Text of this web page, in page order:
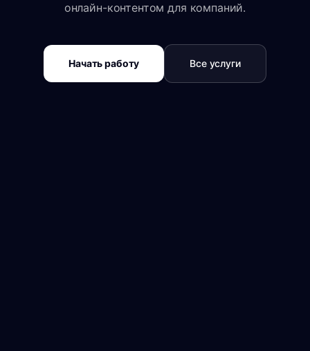
онлайн-контентом для компаний.
Начать работу Все услуги